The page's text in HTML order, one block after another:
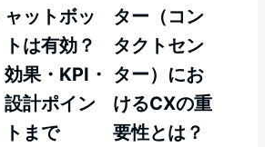
ャットボッ
トは有効？
効果・KPI・
設計ポイン
トまで
ター（コン
タクトセン
ター）にお
けるCXの重
要性とは？